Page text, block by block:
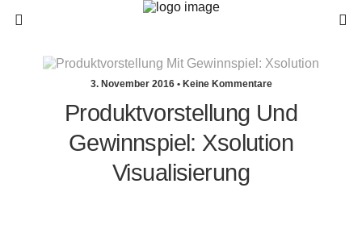
3. November 2016 • Keine Kommentare
Produktvorstellung Und
Gewinnspiel: Xsolution
Visualisierung